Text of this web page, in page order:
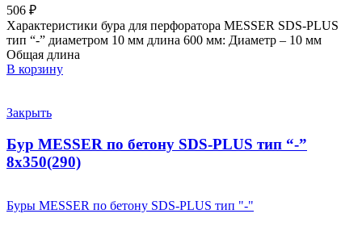
506 ₽
Характеристики бура для перфоратора MESSER SDS-PLUS
тип “-” диаметром 10 мм длина 600 мм: Диаметр – 10 мм
Общая длина
В корзину
Закрыть
Бур MESSER по бетону SDS-PLUS тип “-”
8х350(290)
Буры MESSER по бетону SDS-PLUS тип "-"